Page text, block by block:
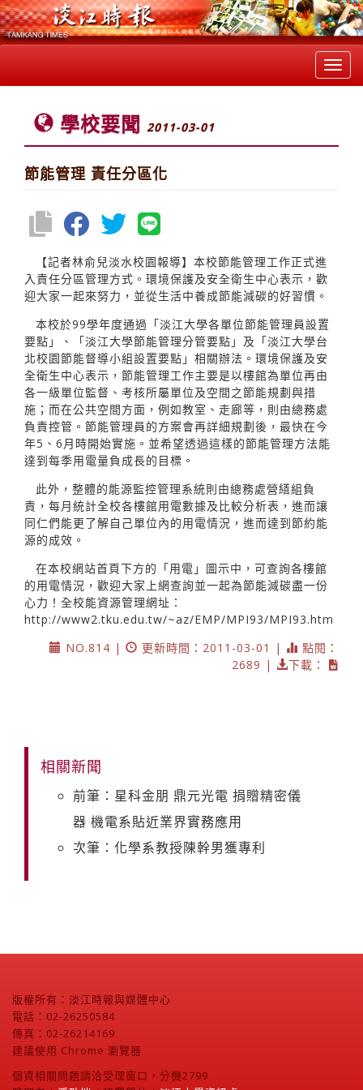
學校要聞 2011-03-01
節能管理 責任分區化
【記者林俞兒淡水校園報導】本校節能管理工作正式進
入責任分區管理方式。環境保護及安全衛生中心表示，歡
迎大家一起來努力，並從生活中養成節能減碳的好習慣。
本校於99學年度通過「淡江大學各單位節能管理員設置
要點」、「淡江大學節能管理分管要點」及「淡江大學台
北校園節能督導小組設置要點」相關辦法。環境保護及安
全衛生中心表示，節能管理工作主要是以樓館為單位再由
各一級單位監督、考核所屬單位及空間之節能規劃與措
施；而在公共空間方面，例如教室、走廊等，則由總務處
負責控管。節能管理員的方案會再詳細規劃後，最快在今
年5、6月時開始實施。並希望透過這樣的節能管理方法能
達到每季用電量負成長的目標。
此外，整體的能源監控管理系統則由總務處營繕組負
責，每月統計全校各樓館用電數據及比較分析表，進而讓
同仁們能更了解自己單位內的用電情況，進而達到節約能
源的成效。
在本校網站首頁下方的「用電」圖示中，可查詢各樓館
的用電情況，歡迎大家上網查詢並一起為節能減碳盡一份
心力！全校能資源管理網址：
http://www2.tku.edu.tw/~az/EMP/MPI93/MPI93.htm
NO.814 |
更新時間：2011-03-01 |
點閱：
2689 |
下載：
相關新聞
前筆：星科金朋 鼎元光電 捐贈精密儀
器 機電系貼近業界實務應用
次筆：化學系教授陳幹男獲專利
版權所有：淡江時報與媒體中心
電話：02-26250584
傳真：02-26214169
建議使用 Chrome 瀏覽器
個資相關問題請洽受理窗口，分機2799